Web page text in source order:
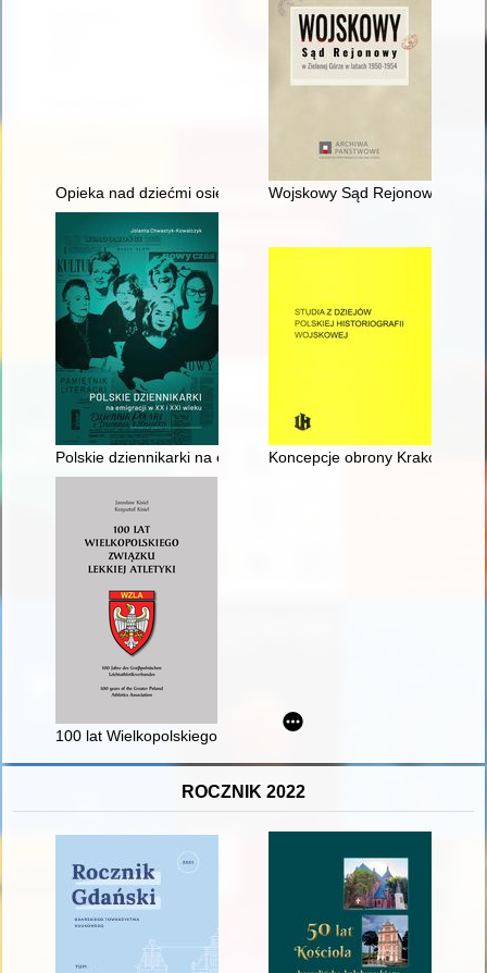
Opieka nad dziećmi osieroconymi w Polsce od
Wojskowy Sąd Rejonowy w
Polskie dziennikarki na emigracji w XX i XXI wieku
Koncepcje obrony Krakowa
100 lat Wielkopolskiego Związku Lekkiej Atletyki = 100 Jahre
ROCZNIK 2022